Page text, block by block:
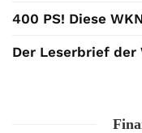
400 PS! Diese
Der Leserbrief der